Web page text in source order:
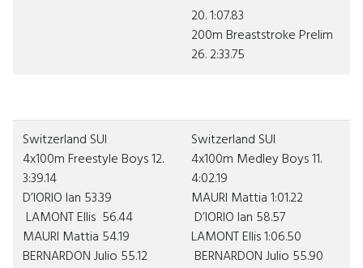
20. 1:07.83
200m Breaststroke Prelim
26. 2:33.75
Switzerland SUI
4x100m Freestyle Boys 12.
3:39.14
D’IORIO Ian 53.39
LAMONT Ellis 56.44
MAURI Mattia 54.19
BERNARDON Julio 55.12
Switzerland SUI
4x100m Medley Boys11.
4:02.19
MAURI Mattia 1:01.22
D’IORIO Ian 58.57
LAMONT Ellis 1:06.50
BERNARDON Julio 55.90